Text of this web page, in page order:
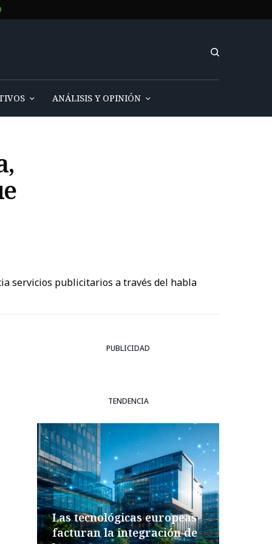
ANÁLISIS Y OPINIÓN
servicios publicitarios a través del habla
PUBLICIDAD
TENDENCIA
Las tecnológicas europeas
facturan la integración de